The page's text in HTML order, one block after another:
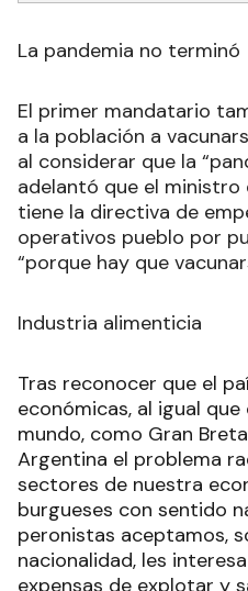
La pandemia no terminó
El primer mandatario
a la población a
al considerar que la
adelantó que el ministro
tiene la directiva de
operativos pueblo por
“porque hay que
Industria alimenticia
Tras reconocer que el
económicas, al igual
mundo, como Gran
Argentina el problema
sectores de nuestra
burgueses con sentido
peronistas aceptamos,
nacionalidad, les
expensas de explotar y